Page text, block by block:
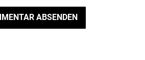
ABSENDEN